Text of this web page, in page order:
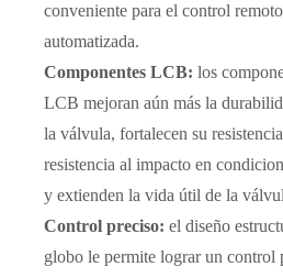
conveniente para el control
automatizada.
Componentes LCB: los
LCB mejoran aún más la
la válvula, fortalecen su
resistencia al impacto en
y extienden la vida útil de la
Control preciso: el diseño
globo le permite lograr un control